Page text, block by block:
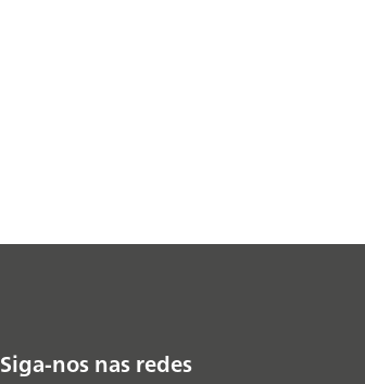
Siga-nos nas redes